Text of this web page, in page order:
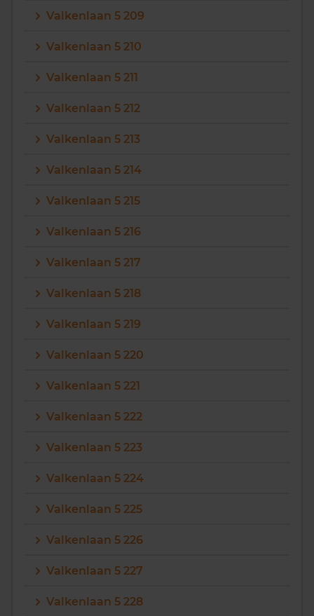
Valkenlaan 5 209
Valkenlaan 5 210
Valkenlaan 5 211
Valkenlaan 5 212
Valkenlaan 5 213
Valkenlaan 5 214
Valkenlaan 5 215
Valkenlaan 5 216
Valkenlaan 5 217
Valkenlaan 5 218
Valkenlaan 5 219
Valkenlaan 5 220
Valkenlaan 5 221
Valkenlaan 5 222
Valkenlaan 5 223
Valkenlaan 5 224
Valkenlaan 5 225
Valkenlaan 5 226
Valkenlaan 5 227
Valkenlaan 5 228